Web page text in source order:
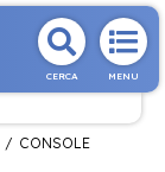
CERCA MENU
CONSOLE